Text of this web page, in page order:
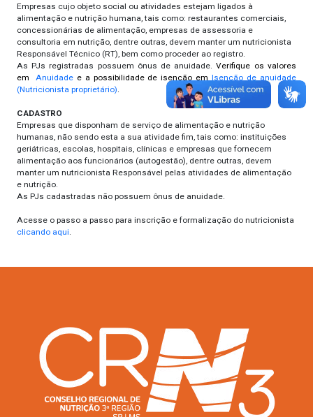
Empresas cujo objeto social ou atividades estejam ligados à
alimentação e nutrição humana, tais como: restaurantes comerciais,
concessionárias de alimentação, empresas de assessoria e
consultoria em nutrição, dentre outras, devem manter um nutricionista
Responsável Técnico (RT), bem como proceder ao registro.
As PJs registradas possuem ônus de anuidade. Verifique os valores
em Anuidade e a possibilidade de isenção em Isenção de anuidade
(Nutricionista proprietário).
CADASTRO
Empresas que disponham de serviço de alimentação e nutrição
humanas, não sendo esta a sua atividade fim, tais como: instituições
geriátricas, escolas, hospitais, clínicas e empresas que fornecem
alimentação aos funcionários (autogestão), dentre outras, devem
manter um nutricionista Responsável pelas atividades de alimentação
e nutrição.
As PJs cadastradas não possuem ônus de anuidade.
Acesse o passo a passo para inscrição e formalização do nutricionista
clicando aqui.